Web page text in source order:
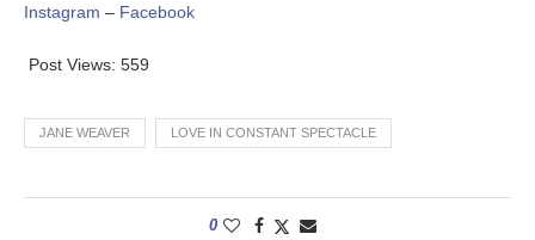
Instagram – Facebook
Post Views: 559
JANE WEAVER LOVE IN CONSTANT SPECTACLE
0